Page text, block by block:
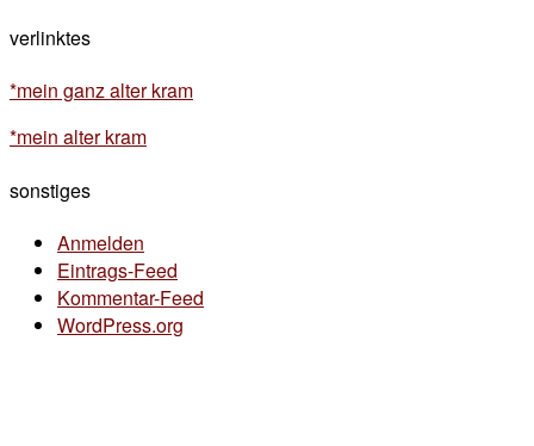
verlinktes
*mein ganz alter kram
*mein alter kram
sonstiges
Anmelden
Eintrags-Feed
Kommentar-Feed
WordPress.org